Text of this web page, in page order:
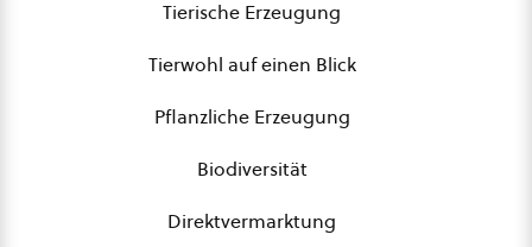
Tierische Erzeugung
Tierwohl auf einen Blick
Pflanzliche Erzeugung
Biodiversität
Direktvermarktung